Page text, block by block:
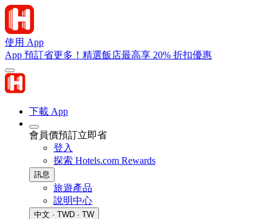
使用 App
App 預訂省更多！精選飯店最高享 20% 折扣優惠
下載 App
會員價預訂立即省
登入
探索 Hotels.com Rewards
訊息
旅遊產品
說明中心
中文 · TWD · TW